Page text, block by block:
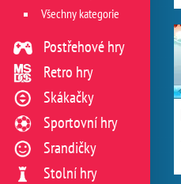
Všechny kategorie
Postřehové hry
Retro hry
Skákačky
Sportovní hry
Srandičky
Stolní hry